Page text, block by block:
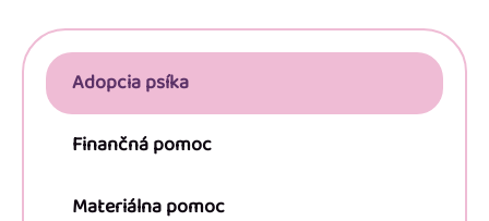
Adopcia psíka
Finančná pomoc
Materiálna pomoc